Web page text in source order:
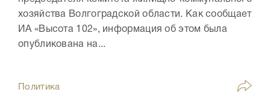
хозяйства Волгоградской области. Как сообщает
ИА «Высота 102», информация об этом была
опубликована на...
Политика